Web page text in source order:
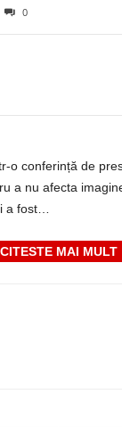
0
o conferință de
a nu afecta
a fost…
CITESTE MAI MULT